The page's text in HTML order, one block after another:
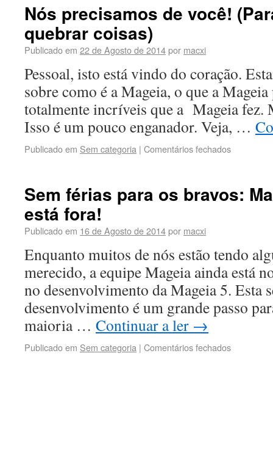
Nós precisamos de você!
quebrar coisas)
Publicado em 22 de Agosto de 2014por macxi
Pessoal, isto está vindo do coração.
sobre como é a Mageia, o que a Mageia
totalmente incríveis que a Mageia fez.
Isso é um pouco enganador. Veja, …
Publicado em Sem categoria | Comentários fechados
Sem férias para os bravos:
está fora!
Publicado em 16 de Agosto de 2014por macxi
Enquanto muitos de nós estão tendo
merecido, a equipe Mageia ainda está
no desenvolvimento da Mageia 5. Esta
desenvolvimento é um grande passo
maioria … Continuar a ler →
Publicado em Sem categoria | Comentários fechados